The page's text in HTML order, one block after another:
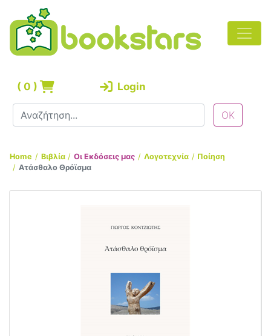
( 0 ) Login
Home Βιβλία Οι Εκδόσεις μας Λογοτεχνία
Ποίηση
Ατάσθαλο Θρόϊσμα